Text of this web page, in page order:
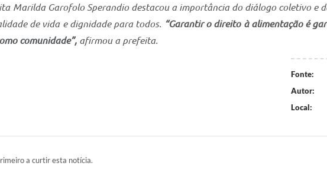
Marilda Garofolo Sperandio destacou a importância do diálogo coletivo e
de vida e dignidade para todos. “Garantir o direito à alimentação é
comunidade”, afirmou a prefeita.
Fonte:
Autor:
Local:
a curtir esta notícia.